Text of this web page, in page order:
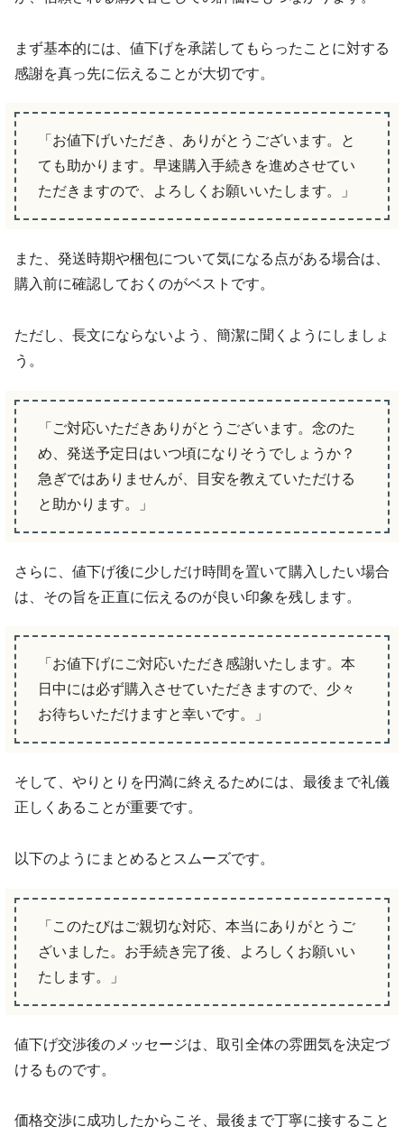
まず基本的には、値下げを承諾してもらったことに対する
感謝を真っ先に伝えることが大切です。
「お値下げいただき、ありがとうございます。と
ても助かります。早速購入手続きを進めさせてい
ただきますので、よろしくお願いいたします。」
また、発送時期や梱包について気になる点がある場合は、
購入前に確認しておくのがベストです。
ただし、長文にならないよう、簡潔に聞くようにしましょ
う。
「ご対応いただきありがとうございます。念のた
め、発送予定日はいつ頃になりそうでしょうか？
急ぎではありませんが、目安を教えていただける
と助かります。」
さらに、値下げ後に少しだけ時間を置いて購入したい場合
は、その旨を正直に伝えるのが良い印象を残します。
「お値下げにご対応いただき感謝いたします。本
日中には必ず購入させていただきますので、少々
お待ちいただけますと幸いです。」
そして、やりとりを円満に終えるためには、最後まで礼儀
正しくあることが重要です。
以下のようにまとめるとスムーズです。
「このたびはご親切な対応、本当にありがとうご
ざいました。お手続き完了後、よろしくお願いい
たします。」
値下げ交渉後のメッセージは、取引全体の雰囲気を決定づ
けるものです。
価格交渉に成功したからこそ、最後まで丁寧に接すること